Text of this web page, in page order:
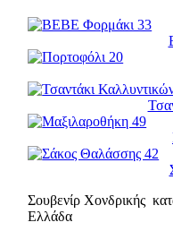
Σουβενίρ Χονδρικής
Ελλάδα